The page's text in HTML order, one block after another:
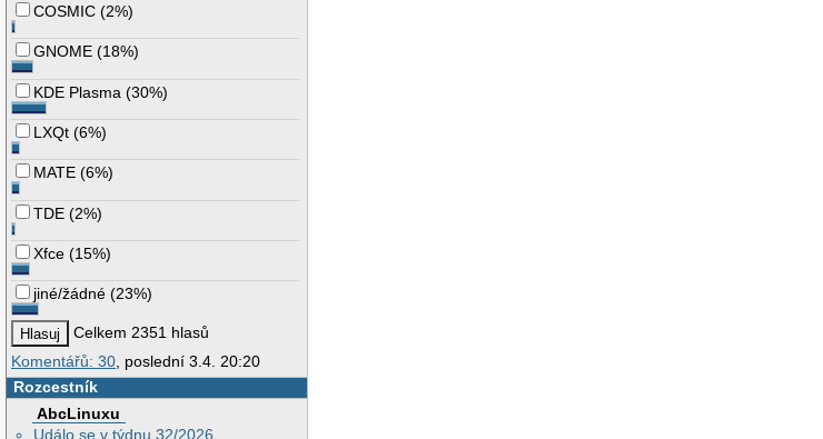
COSMIC (2%)
GNOME (18%)
KDE Plasma (30%)
LXQt (6%)
MATE (6%)
TDE (2%)
Xfce (15%)
jiné/žádné (23%)
Celkem 2351 hlasů
Komentářů: 30 , poslední 3.4. 20:20
Rozcestník
AbcLinuxu
Událo se v týdnu 32/2026